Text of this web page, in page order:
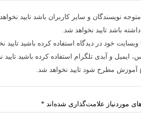
نویسندگان و سایر کاربران باشد تایید
باشد تایید نخواهد شد.
خود در دیدگاه استفاده کرده باشید تایید
ایمیل و آیدی تلگرام استفاده کرده باشید تایید
آموزش مطرح شود تایید نخواهد شد.
موردنیاز علامت‌گذاری شده‌اند *